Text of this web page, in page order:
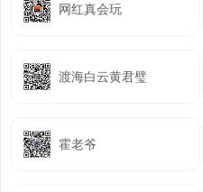
网红真会玩
渡海白云黄君璧
霍老爷